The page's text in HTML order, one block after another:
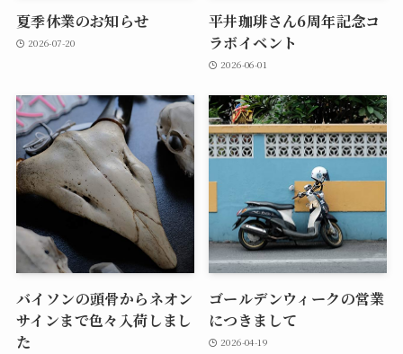
夏季休業のお知らせ
2026-07-20
平井珈琲さん6周年記念コ
ラボイベント
2026-06-01
バイソンの頭骨からネオン
サインまで色々入荷しまし
た
ゴールデンウィークの営業
につきまして
2026-04-19